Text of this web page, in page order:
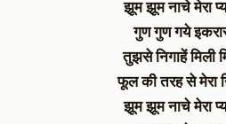
झूम झूम नाचे मेरा
गुण गुण गये इकरार
तुझसे निगाहें मिली
फूल की तरह से मेरा
झूम झूम नाचे मेरा